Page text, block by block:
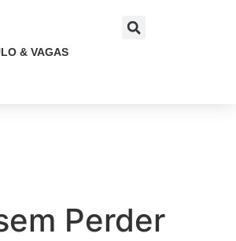
& VAGAS
Perder